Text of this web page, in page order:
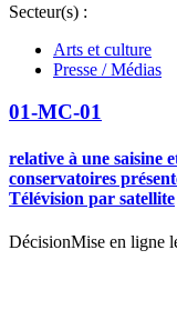
Secteur(s) :
Arts et culture
Presse / Médias
01-MC-01
relative à une saisine
conservatoires
Télévision par satellite
DécisionMise en ligne